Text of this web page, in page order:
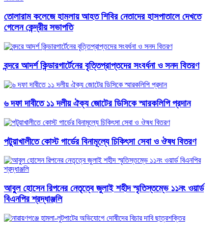
তোলারাম কলেজে হামলায় আহত শিবির নেতাদের হাসপাতালে দেখতে
গেলেন কেন্দ্রীয় সভাপতি
বন্দরে আদর্শ কিন্ডারগার্টেনের বৃত্তিপ্রাপ্তদের সংবর্ধনা ও সনদ বিতরণ
৬ দফা দাবীতে ১১ দলীয় ঐক্য জোটের ডিসিকে স্মারকলিপি প্রদান
পটুয়াখালীতে কোস্ট গার্ডের বিনামূল্যে চিকিৎসা সেবা ও ঔষধ বিতরণ
আবু্ল হোসেন রিপনের নেতৃত্বে জুলাই শহীদ স্মৃতিস্তম্ভে ১১নং ওয়ার্ড
বিএনপির শ্রদ্ধাঞ্জলি